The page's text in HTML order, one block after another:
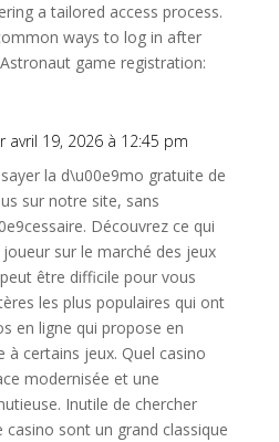
a tailored access process.
ways to log in after
game registration:
avril 19, 2026 à 12:45 pm
la d\u00e9mo gratuite de
sur notre site, sans
Découvrez ce qui
sur le marché des jeux
être difficile pour vous
les plus populaires qui ont
en ligne qui propose en
à certains jeux. Quel casino
modernisée et une
Inutile de chercher
casino sont un grand classique